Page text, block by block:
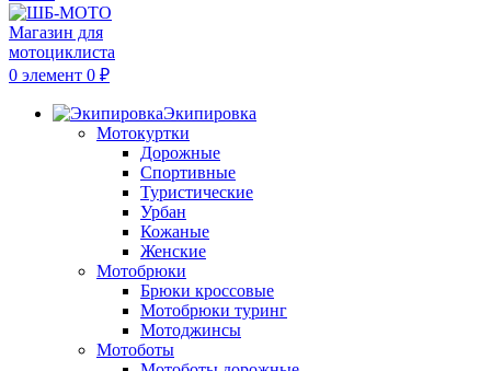
0 элемент 0 ₽
Экипировка
Мотокуртки
Дорожные
Спортивные
Туристические
Урбан
Кожаные
Женские
Мотобрюки
Брюки кроссовые
Мотобрюки туринг
Мотоджинсы
Мотоботы